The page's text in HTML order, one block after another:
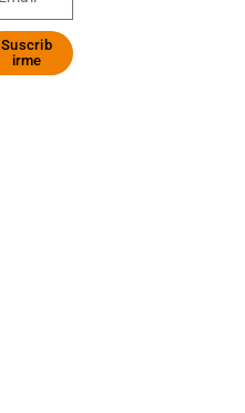
Suscrib
irme